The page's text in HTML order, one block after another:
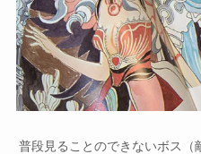
普段見ることのできないボス（